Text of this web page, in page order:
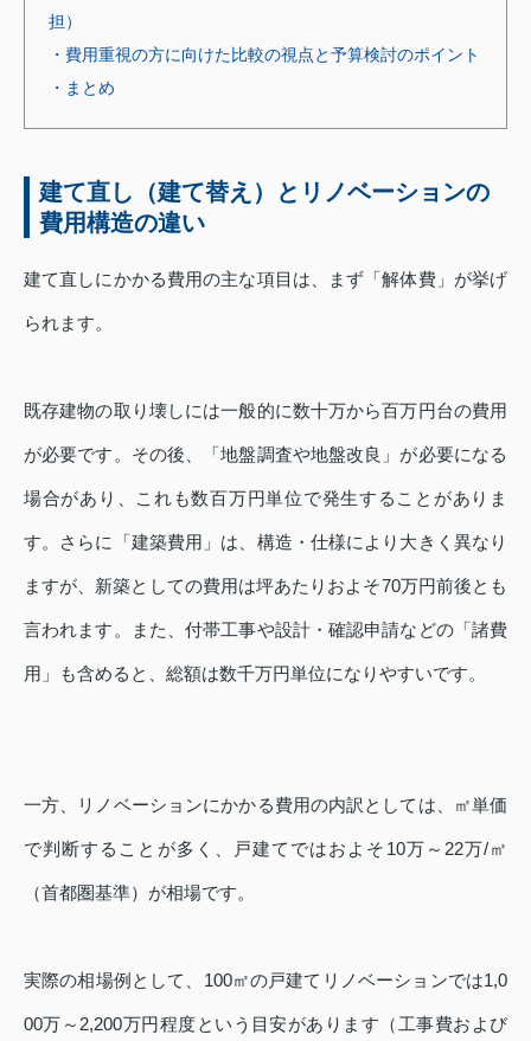
担）
・費用重視の方に向けた比較の視点と予算検討のポイント
・まとめ
建て直し（建て替え）とリノベーションの
費用構造の違い
建て直しにかかる費用の主な項目は、まず「解体費」が挙げ
られます。
既存建物の取り壊しには一般的に数十万から百万円台の費用
が必要です。その後、「地盤調査や地盤改良」が必要になる
場合があり、これも数百万円単位で発生することがありま
す。さらに「建築費用」は、構造・仕様により大きく異なり
ますが、新築としての費用は坪あたりおよそ70万円前後とも
言われます。また、付帯工事や設計・確認申請などの「諸費
用」も含めると、総額は数千万円単位になりやすいです。
一方、リノベーションにかかる費用の内訳としては、㎡単価
で判断することが多く、戸建てではおよそ10万～22万/㎡
（首都圏基準）が相場です。
実際の相場例として、100㎡の戸建てリノベーションでは1,0
00万～2,200万円程度という目安があります（工事費および